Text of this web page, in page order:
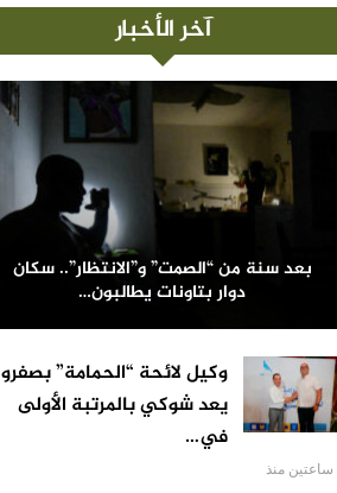
آخر الأخبار
بعد سنة من “الصمت” و”الانتظار”.. سكان
دوار بتاونات يطالبون…
وكيل لائحة “الحمامة” بصفرو
يعد شوكي بالمرتبة الأولى
في…